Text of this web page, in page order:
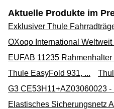
Aktuelle Produkte im
Exklusiver Thule
OXoqo International Weltweit
EUFAB 11235 Rahmenhalter
Thule EasyFold 931, ...
G3 CE53H11+AZ03060023 -
Elastisches Sicherungsnetz